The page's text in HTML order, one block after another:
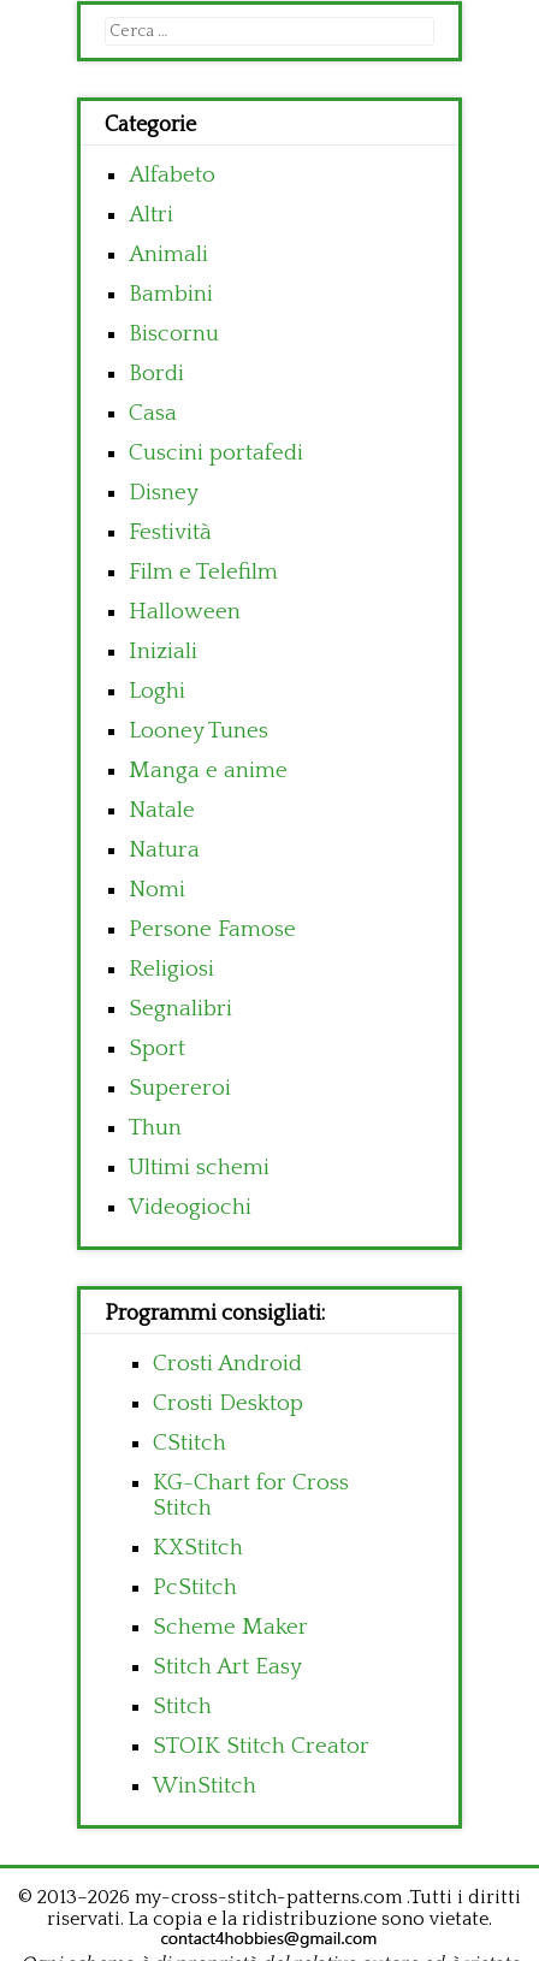
Ricerca
per:
Categorie
Alfabeto
Altri
Animali
Bambini
Biscornu
Bordi
Casa
Cuscini portafedi
Disney
Festività
Film e Telefilm
Halloween
Iniziali
Loghi
Looney Tunes
Manga e anime
Natale
Natura
Nomi
Persone Famose
Religiosi
Segnalibri
Sport
Supereroi
Thun
Ultimi schemi
Videogiochi
Programmi consigliati:
Crosti Android
Crosti Desktop
CStitch
KG-Chart for Cross
Stitch
KXStitch
PcStitch
Scheme Maker
Stitch Art Easy
Stitch
STOIK Stitch Creator
WinStitch
© 2013–2026 my-cross-stitch-patterns.com .Tutti i diritti
riservati. La copia e la ridistribuzione sono vietate.